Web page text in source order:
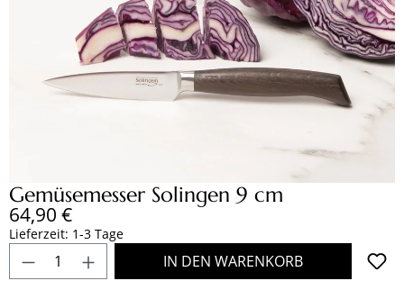
Gemüsemesser Solingen 9 cm
Regulärer Preis:
64,90 €
Lieferzeit: 1-3 Tage
Produkt Anzahl: Gib den gewünschten
IN DEN WARENKORB